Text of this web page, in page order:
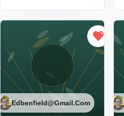
Edbenfield@gmail.com